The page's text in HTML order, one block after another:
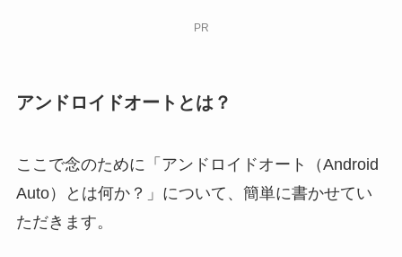
PR
アンドロイドオートとは？
ここで念のために「アンドロイドオート（Android
Auto）とは何か？」について、簡単に書かせてい
ただきます。